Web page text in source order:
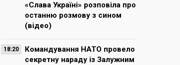
«Слава Україні» розповіла про
останню розмову з сином
(відео)
18:20
Командування НАТО провело
секретну нараду із Залужним